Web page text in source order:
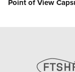
Next
Point of View